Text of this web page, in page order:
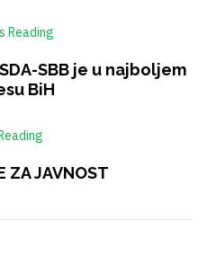
Reading
SBB je u najboljem
BiH
ZA JAVNOST